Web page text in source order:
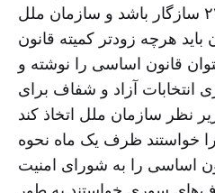
سیاسی با قطعنامه ۲۲۵۴ سازگار باشد و سازمان ملل
هرچه زودتر کمیته قانون
قانون اساسی را نوشته و
انتخابات آزاد و شفاف برای
خواستند ظرف یک ماه نحوه
اساسی را به شورای امنیت